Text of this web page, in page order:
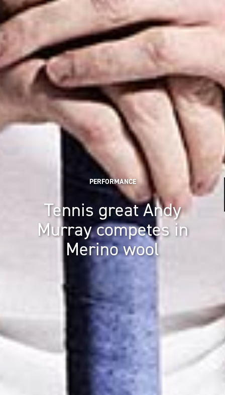
PERFORMANCE
Tennis great Andy
Murray competes in
Merino wool